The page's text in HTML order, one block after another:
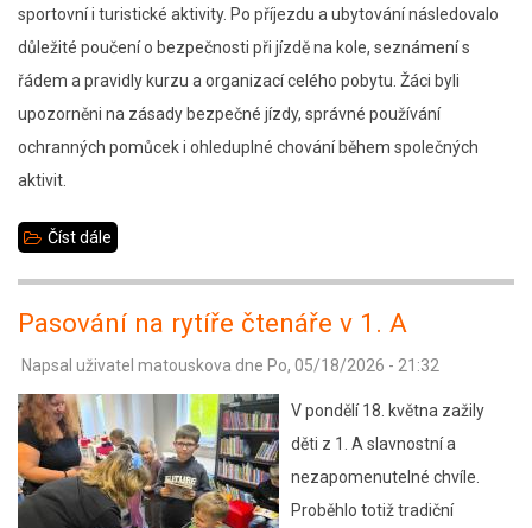
Telči
sportovní i turistické aktivity. Po příjezdu a ubytování následovalo
důležité poučení o bezpečnosti při jízdě na kole, seznámení s
řádem a pravidly kurzu a organizací celého pobytu. Žáci byli
upozorněni na zásady bezpečné jízdy, správné používání
ochranných pomůcek i ohleduplné chování během společných
aktivit.
Číst dále
cykloturistického
kurzu
6.C
v
Řásné
Pasování na rytíře čtenáře v 1. A
Napsal uživatel matouskova dne Po, 05/18/2026 - 21:32
V pondělí 18. května zažily
děti z 1. A slavnostní a
nezapomenutelné chvíle.
Proběhlo totiž tradiční